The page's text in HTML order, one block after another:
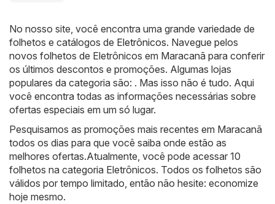
No nosso site, você encontra uma grande variedade de
folhetos e catálogos de Eletrônicos. Navegue pelos
novos folhetos de Eletrônicos em Maracanã para conferir
os últimos descontos e promoções. Algumas lojas
populares da categoria são: . Mas isso não é tudo. Aqui
você encontra todas as informações necessárias sobre
ofertas especiais em um só lugar.
Pesquisamos as promoções mais recentes em Maracanã
todos os dias para que você saiba onde estão as
melhores ofertas.Atualmente, você pode acessar 10
folhetos na categoria Eletrônicos. Todos os folhetos são
válidos por tempo limitado, então não hesite: economize
hoje mesmo.